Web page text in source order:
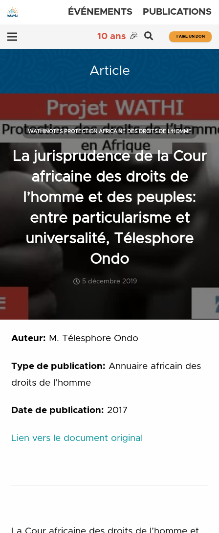
ÉVÉNEMENTS PUBLICATIONS
10 ans 🎉 FAIRE UN DON
Article
La jurisprudence de la Cour
africaine des droits de
l’homme et des peuples:
entre particularisme et
universalité, Télesphore
Ondo
5 décembre 2019
WATHINOTES PROTECTION AFRICAINE DES DROITS DE L'HOMME
Auteur: M. Télesphore Ondo
Type de publication: Annuaire africain des
droits de l’homme
Date de publication: 2017
Lien vers le document original